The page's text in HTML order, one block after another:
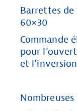
Barrettes de
60×30
Commande
pour
et